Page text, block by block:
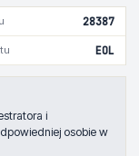
28387
EOL
i
osobie w